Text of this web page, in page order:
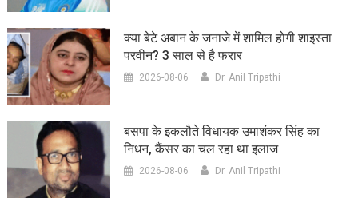
क्या बेटे अबान के जनाजे में शामिल होगी शाइस्ता
परवीन? 3 साल से है फरार
2026-08-06 Dr. Anil Tripathi
बसपा के इकलौते विधायक उमाशंकर सिंह का
निधन, कैंसर का चल रहा था इलाज
2026-08-06 Dr. Anil Tripathi